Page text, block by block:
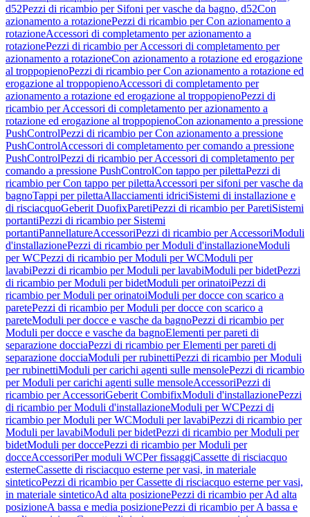
d52Pezzi di ricambio per Sifoni per vasche da bagno, d52Con
azionamento a rotazionePezzi di ricambio per Con azionamento a
rotazioneAccessori di completamento per azionamento a
rotazionePezzi di ricambio per Accessori di completamento per
azionamento a rotazioneCon azionamento a rotazione ed erogazione
al troppopienoPezzi di ricambio per Con azionamento a rotazione ed
erogazione al troppopienoAccessori di completamento per
azionamento a rotazione ed erogazione al troppopienoPezzi di
ricambio per Accessori di completamento per azionamento a
rotazione ed erogazione al troppopienoCon azionamento a pressione
PushControlPezzi di ricambio per Con azionamento a pressione
PushControlAccessori di completamento per comando a pressione
PushControlPezzi di ricambio per Accessori di completamento per
comando a pressione PushControlCon tappo per pilettaPezzi di
ricambio per Con tappo per pilettaAccessori per sifoni per vasche da
bagnoTappi per pilettaAllacciamenti idriciSistemi di installazione e
di risciacquoGeberit DuofixParetiPezzi di ricambio per ParetiSistemi
portantiPezzi di ricambio per Sistemi
portantiPannellatureAccessoriPezzi di ricambio per AccessoriModuli
d'installazionePezzi di ricambio per Moduli d'installazioneModuli
per WCPezzi di ricambio per Moduli per WCModuli per
lavabiPezzi di ricambio per Moduli per lavabiModuli per bidetPezzi
di ricambio per Moduli per bidetModuli per orinatoiPezzi di
ricambio per Moduli per orinatoiModuli per docce con scarico a
paretePezzi di ricambio per Moduli per docce con scarico a
pareteModuli per docce e vasche da bagnoPezzi di ricambio per
Moduli per docce e vasche da bagnoElementi per pareti di
separazione docciaPezzi di ricambio per Elementi per pareti di
separazione docciaModuli per rubinettiPezzi di ricambio per Moduli
per rubinettiModuli per carichi agenti sulle mensolePezzi di ricambio
per Moduli per carichi agenti sulle mensoleAccessoriPezzi di
ricambio per AccessoriGeberit CombifixModuli d'installazionePezzi
di ricambio per Moduli d'installazioneModuli per WCPezzi di
ricambio per Moduli per WCModuli per lavabiPezzi di ricambio per
Moduli per lavabiModuli per bidetPezzi di ricambio per Moduli per
bidetModuli per doccePezzi di ricambio per Moduli per
docceAccessoriPer moduli WCPer fissaggiCassette di risciacquo
esterneCassette di risciacquo esterne per vasi, in materiale
sinteticoPezzi di ricambio per Cassette di risciacquo esterne per vasi,
in materiale sinteticoAd alta posizionePezzi di ricambio per Ad alta
posizioneA bassa e media posizionePezzi di ricambio per A bassa e